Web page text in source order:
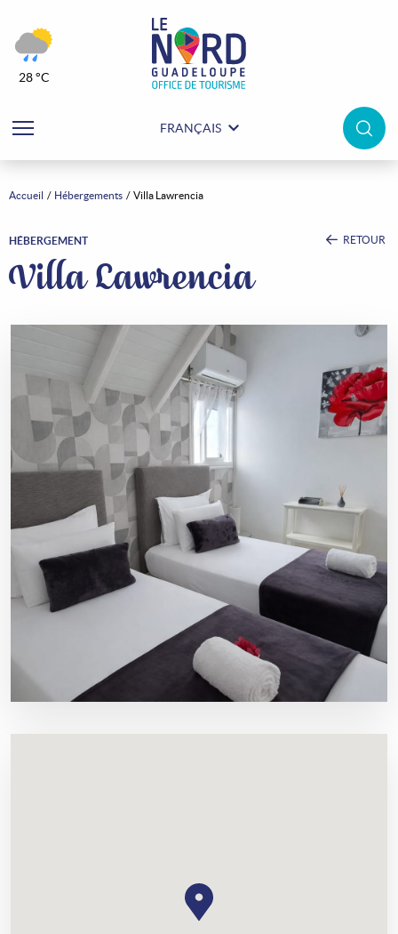
FRANÇAIS
28 °C
Accueil Hébergements Villa Lawrencia
HÉBERGEMENT RETOUR
Villa Lawrencia